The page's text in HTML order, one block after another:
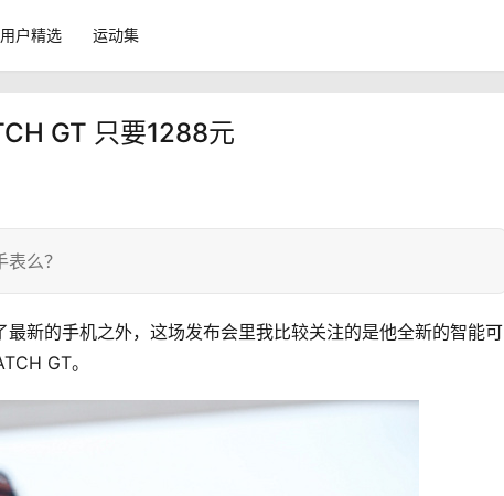
用户精选 运动集
GT 只要1288元
么？
新的手机之外，这场发布会里我比较关注的是他全新的智能可
GT。